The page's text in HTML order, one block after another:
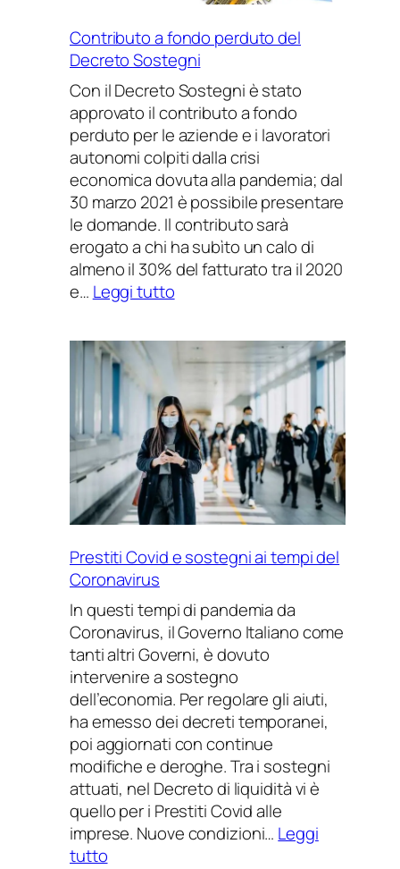
Contributo a fondo perduto del
Decreto Sostegni
Con il Decreto Sostegni è stato
approvato il contributo a fondo
perduto per le aziende e i lavoratori
autonomi colpiti dalla crisi
economica dovuta alla pandemia; dal
30 marzo 2021 è possibile presentare
le domande. Il contributo sarà
erogato a chi ha subìto un calo di
almeno il 30% del fatturato tra il 2020
e… Leggi tutto:
a
fondo
perduto
del
Decreto
Sostegni
Prestiti Covid e sostegni ai tempi del
Coronavirus
In questi tempi di pandemia da
Coronavirus, il Governo Italiano come
tanti altri Governi, è dovuto
intervenire a sostegno
dell’economia. Per regolare gli aiuti,
ha emesso dei decreti temporanei,
poi aggiornati con continue
modifiche e deroghe. Tra i sostegni
attuati, nel Decreto di liquidità vi è
quello per i Prestiti Covid alle
imprese. Nuove condizioni… Leggi
tutto: